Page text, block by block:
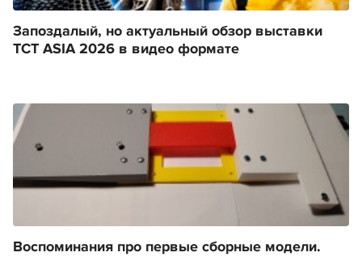
Запоздалый, но актуальный обзор выставки
TCT ASIA 2026 в видео формате
Воспоминания про первые сборные модели.